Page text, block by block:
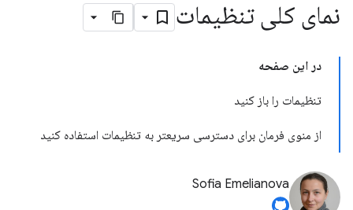
نمای کلی تنظیمات
در این صفحه
تنظیمات را باز کنید
از منوی فرمان برای دسترسی سریعتر به تنظیمات استفاده کنید
Sofia Emelianova